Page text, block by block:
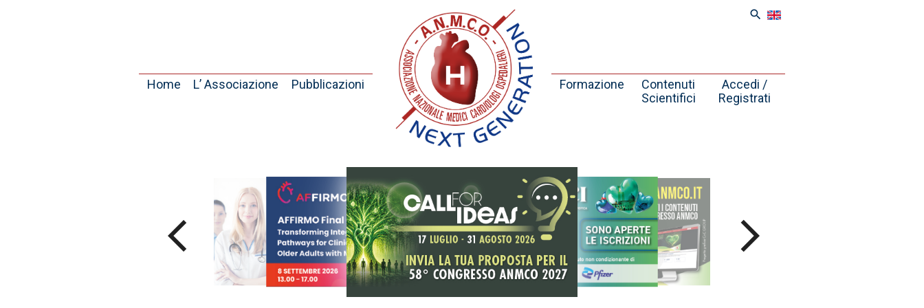
search
Home L’ Associazione Pubblicazioni Formazione
Contenuti
Scientifici
Accedi /
Registrati
arrow_back_ios arrow_forward_ios